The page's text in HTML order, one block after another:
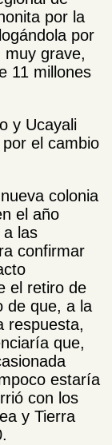
por la
por
muy grave,
11 millones
y Ucayali
el cambio
colonia
el año
a las
confirmar
el retiro de
de que, a la
respuesta,
que,
estaría
con los
y Tierra